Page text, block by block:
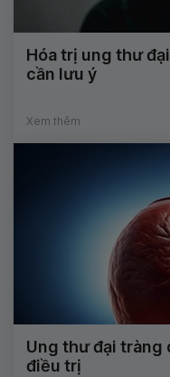
Hóa trị ung thư
cần lưu ý
Xem thêm
Ung thư đại tràng
điều trị